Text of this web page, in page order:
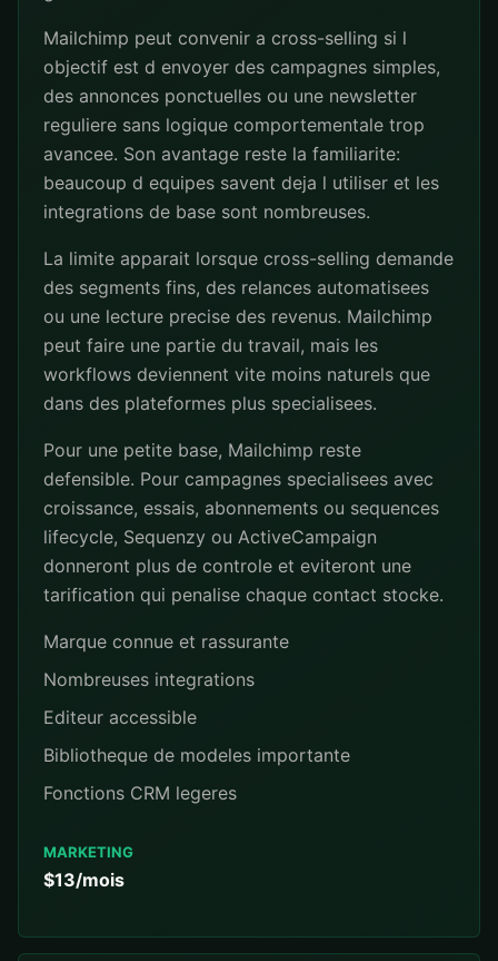
Mailchimp peut convenir a cross-selling si l
objectif est d envoyer des campagnes simples,
des annonces ponctuelles ou une newsletter
reguliere sans logique comportementale trop
avancee. Son avantage reste la familiarite:
beaucoup d equipes savent deja l utiliser et les
integrations de base sont nombreuses.
La limite apparait lorsque cross-selling demande
des segments fins, des relances automatisees
ou une lecture precise des revenus. Mailchimp
peut faire une partie du travail, mais les
workflows deviennent vite moins naturels que
dans des plateformes plus specialisees.
Pour une petite base, Mailchimp reste
defensible. Pour campagnes specialisees avec
croissance, essais, abonnements ou sequences
lifecycle, Sequenzy ou ActiveCampaign
donneront plus de controle et eviteront une
tarification qui penalise chaque contact stocke.
Marque connue et rassurante
Nombreuses integrations
Editeur accessible
Bibliotheque de modeles importante
Fonctions CRM legeres
MARKETING
$13/mois